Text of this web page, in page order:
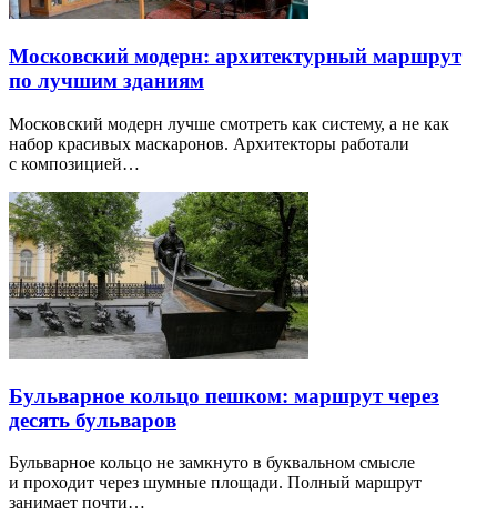
Московский модерн: архитектурный маршрут
по лучшим зданиям
Московский модерн лучше смотреть как систему, а не как
набор красивых маскаронов. Архитекторы работали
с композицией…
Бульварное кольцо пешком: маршрут через
десять бульваров
Бульварное кольцо не замкнуто в буквальном смысле
и проходит через шумные площади. Полный маршрут
занимает почти…